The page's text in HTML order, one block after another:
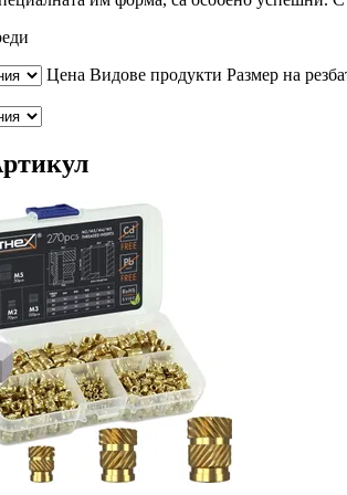
Цена Видове продукти Размер на